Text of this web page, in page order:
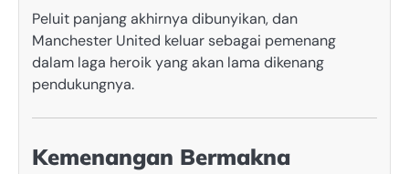
Peluit panjang akhirnya dibunyikan, dan
Manchester United keluar sebagai pemenang
dalam laga heroik yang akan lama dikenang
pendukungnya.
Kemenangan Bermakna